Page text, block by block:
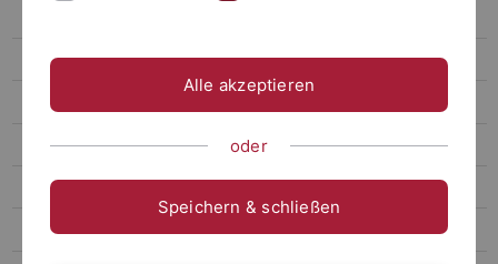
Briefbogen
Visitenkarten
Alle akzeptieren
oder
Speichern & schließen